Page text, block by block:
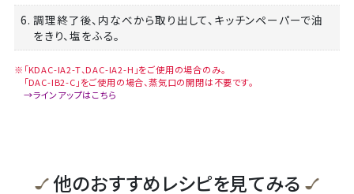
6. 調理終了後、内なべから取り出して、キッチンペーパーで油
をきり、塩をふる。
※「KDAC-IA2-T、DAC-IA2-H」をご使用の場合のみ。
「DAC-IB2-C」をご使用の場合、蒸気口の開閉は不要です。
→ラインアップはこちら
他のおすすめレシピを見てみる